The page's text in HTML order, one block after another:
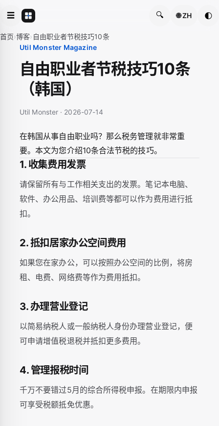
☰ 🔍 🌐 ZH 🌓
首页›博客› 自由职业者节税技巧10条
Util Monster Magazine
自由职业者节税技巧10条
（韩国）
Util Monster · 2026-07-14
在韩国从事自由职业吗？那么税务管理就非常重
要。本文为您介绍10条合法节税的技巧。
1. 收集费用发票
请保留所有与工作相关支出的发票。笔记本电脑、
软件、办公用品、培训费等都可以作为费用进行抵
扣。
2. 抵扣居家办公空间费用
如果您在家办公，可以按照办公空间的比例，将房
租、电费、网络费等作为费用抵扣。
3. 办理营业登记
以简易纳税人或一般纳税人身份办理营业登记，便
可申请增值税退税并抵扣更多费用。
4. 管理报税时间
千万不要错过5月的综合所得税申报。在期限内申报
可享受税额抵免优惠。